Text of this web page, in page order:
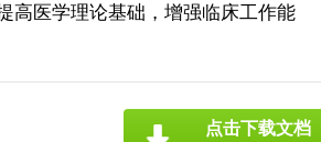
高医学理论基础，增强临床工作能
点击下载文档